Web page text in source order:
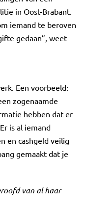
in Oost-Brabant.
iemand te beroven
gedaan”, weet
Een voorbeeld:
zogenaamde
hebben dat er
is al iemand
en cashgeld veilig
gemaakt dat je
van al haar